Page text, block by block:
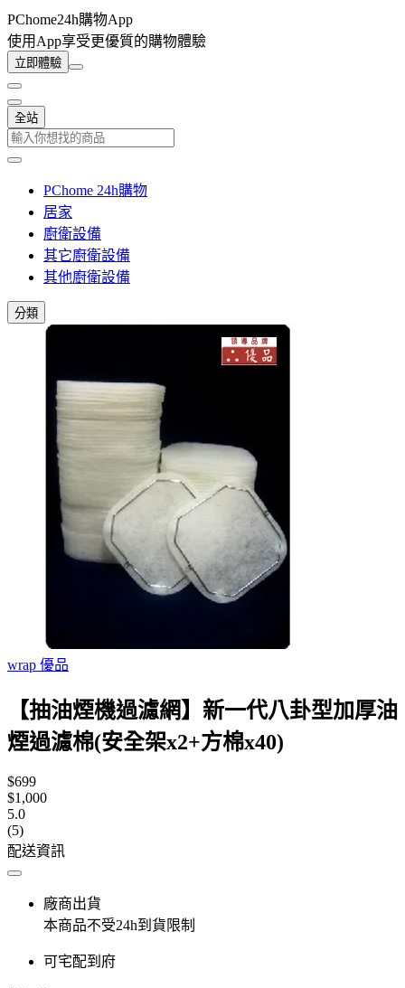
PChome24h購物App
使用App享受更優質的購物體驗
立即體驗
全站
PChome 24h購物
居家
廚衛設備
其它廚衛設備
其他廚衛設備
分類
wrap 優品
【抽油煙機過濾網】新一代八卦型加厚油
煙過濾棉(安全架x2+方棉x40)
$699
$1,000
5.0
(5)
配送資訊
廠商出貨
本商品不受24h到貨限制
可宅配到府